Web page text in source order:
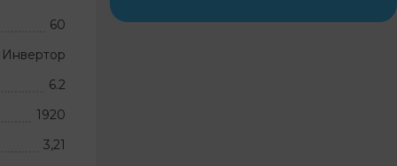
60
Инвертор
6.2
1920
3,21